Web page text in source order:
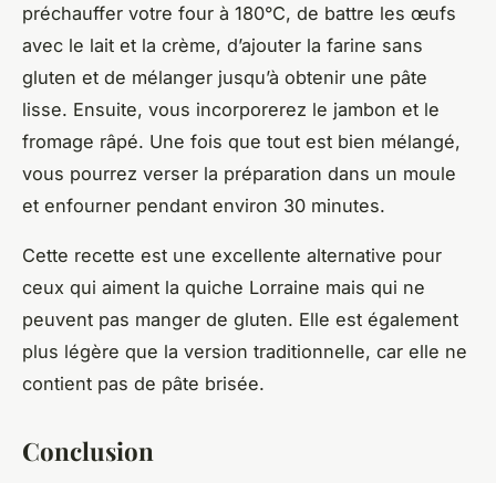
préchauffer votre four à 180°C, de battre les œufs
avec le lait et la crème, d’ajouter la farine sans
gluten et de mélanger jusqu’à obtenir une pâte
lisse. Ensuite, vous incorporerez le jambon et le
fromage râpé. Une fois que tout est bien mélangé,
vous pourrez verser la préparation dans un moule
et enfourner pendant environ 30 minutes.
Cette recette est une excellente alternative pour
ceux qui aiment la quiche Lorraine mais qui ne
peuvent pas manger de gluten. Elle est également
plus légère que la version traditionnelle, car elle ne
contient pas de pâte brisée.
Conclusion